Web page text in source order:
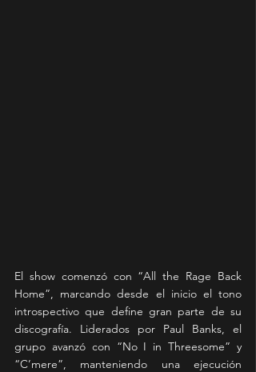
El show comenzó con “All the Rage Back
Home”, marcando desde el inicio el tono
introspectivo que define gran parte de su
discografía. Liderados por Paul Banks, el
grupo avanzó con “No I in Threesome” y
“C’mere”, manteniendo una ejecución